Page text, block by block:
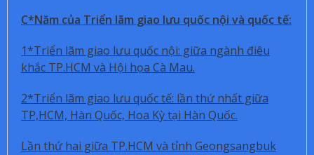
C*Năm của Triển lãm giao lưu quốc nội và quốc tế:
1*Triển lãm giao lưu quốc nội: giữa ngành điêu
khắc TP.HCM và Hội họa Cà Mau.
2*Triển lãm giao lưu quốc tế: lần thứ nhất giữa
TP,HCM, Hàn Quốc, Hoa Kỳ tại Hàn Quốc.
Lần thứ hai giữa TP.HCM và tỉnh Geongsangbuk